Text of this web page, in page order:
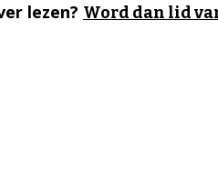
lezen? Word dan lid